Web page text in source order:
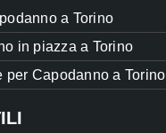
a Torino
in piazza a Torino
per Capodanno a Torino